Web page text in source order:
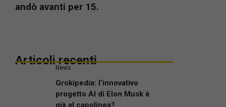
andò avanti per 15.
Articoli recenti
News
Grokipedia: l’innovativo
progetto AI di Elon Musk è
già al capolinea?